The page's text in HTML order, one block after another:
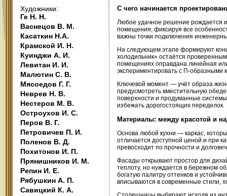
Художники:
Ге Н. Н.
Васнецов В. М.
Касаткин Н.А.
Крамской И. Н.
Куинджи А. И.
Левитан И. И.
Малютин С. В.
Мясоедов Г. Г.
Неврев Н. В.
Нестеров М. В.
Остроухов И. С.
Перов В. Г.
Петровичев П. И.
Поленов В. Д.
Похитонов И. П.
Прянишников И. М.
Репин И. Е.
Рябушкин А. П.
Савицкий К. А.
С чего начинается
Любое удачное решение рождается
помещения, фиксируя все
важны точки подключения
На следующем этапе формируют
холодильник» остаётся
помещениях оправдана линейная
экспериментировать с П-
Ключевой момент — учёт образа
предусмотреть вместительную
поверхности и продуманные
избежать дорогостоящих переделок.
Материалы: между красотой и
Основа любой кухни — каркас,
отличается доступной ценой и при
превосходит по прочности и
Фасады открывают простор для
теплоту, но нуждается в бережном
богатую палитру оттенков и
вписываются в современные стили,